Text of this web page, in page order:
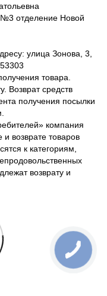
№3 отделение Новой
улица Зонова, 3,
товара.
Возврат средств
получения посылки
компания
возврате товаров
к категориям,
возврату и